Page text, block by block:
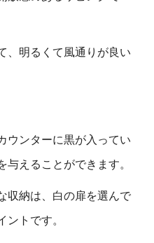
、明るくて風通りが良い
ウンターに黒が入ってい
与えることができます。
収納は、白の扉を選んで
ントです。